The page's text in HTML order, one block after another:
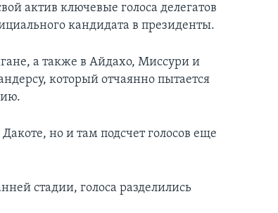
актив ключевые голоса делегатов
кандидата в президенты.
а также в Айдахо, Миссури и
который отчаянно пытается
но и там подсчет голосов еще
стадии, голоса разделились